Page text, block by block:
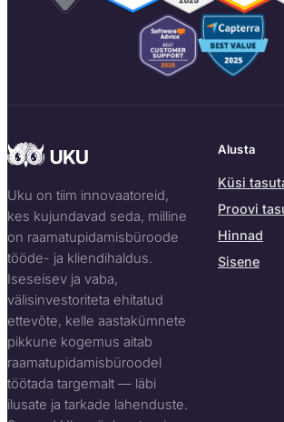
Uku on tiim innovaatoreid,
kes kujundavad seda, milline
on raamatupidamisbüroode
tööde- ja kliendihaldus.
Iseseisev ja vaba,
välisinvestoriteta ehitatud
ettevõte, kelle aastakümnete
pikkune kogemus aitab
raamatupidamisbüroodel
töötada targemalt — läbi
ilusate ja tarkade lahenduste.
Alusta
Küsi
Proovi
Hinnad
Sisene